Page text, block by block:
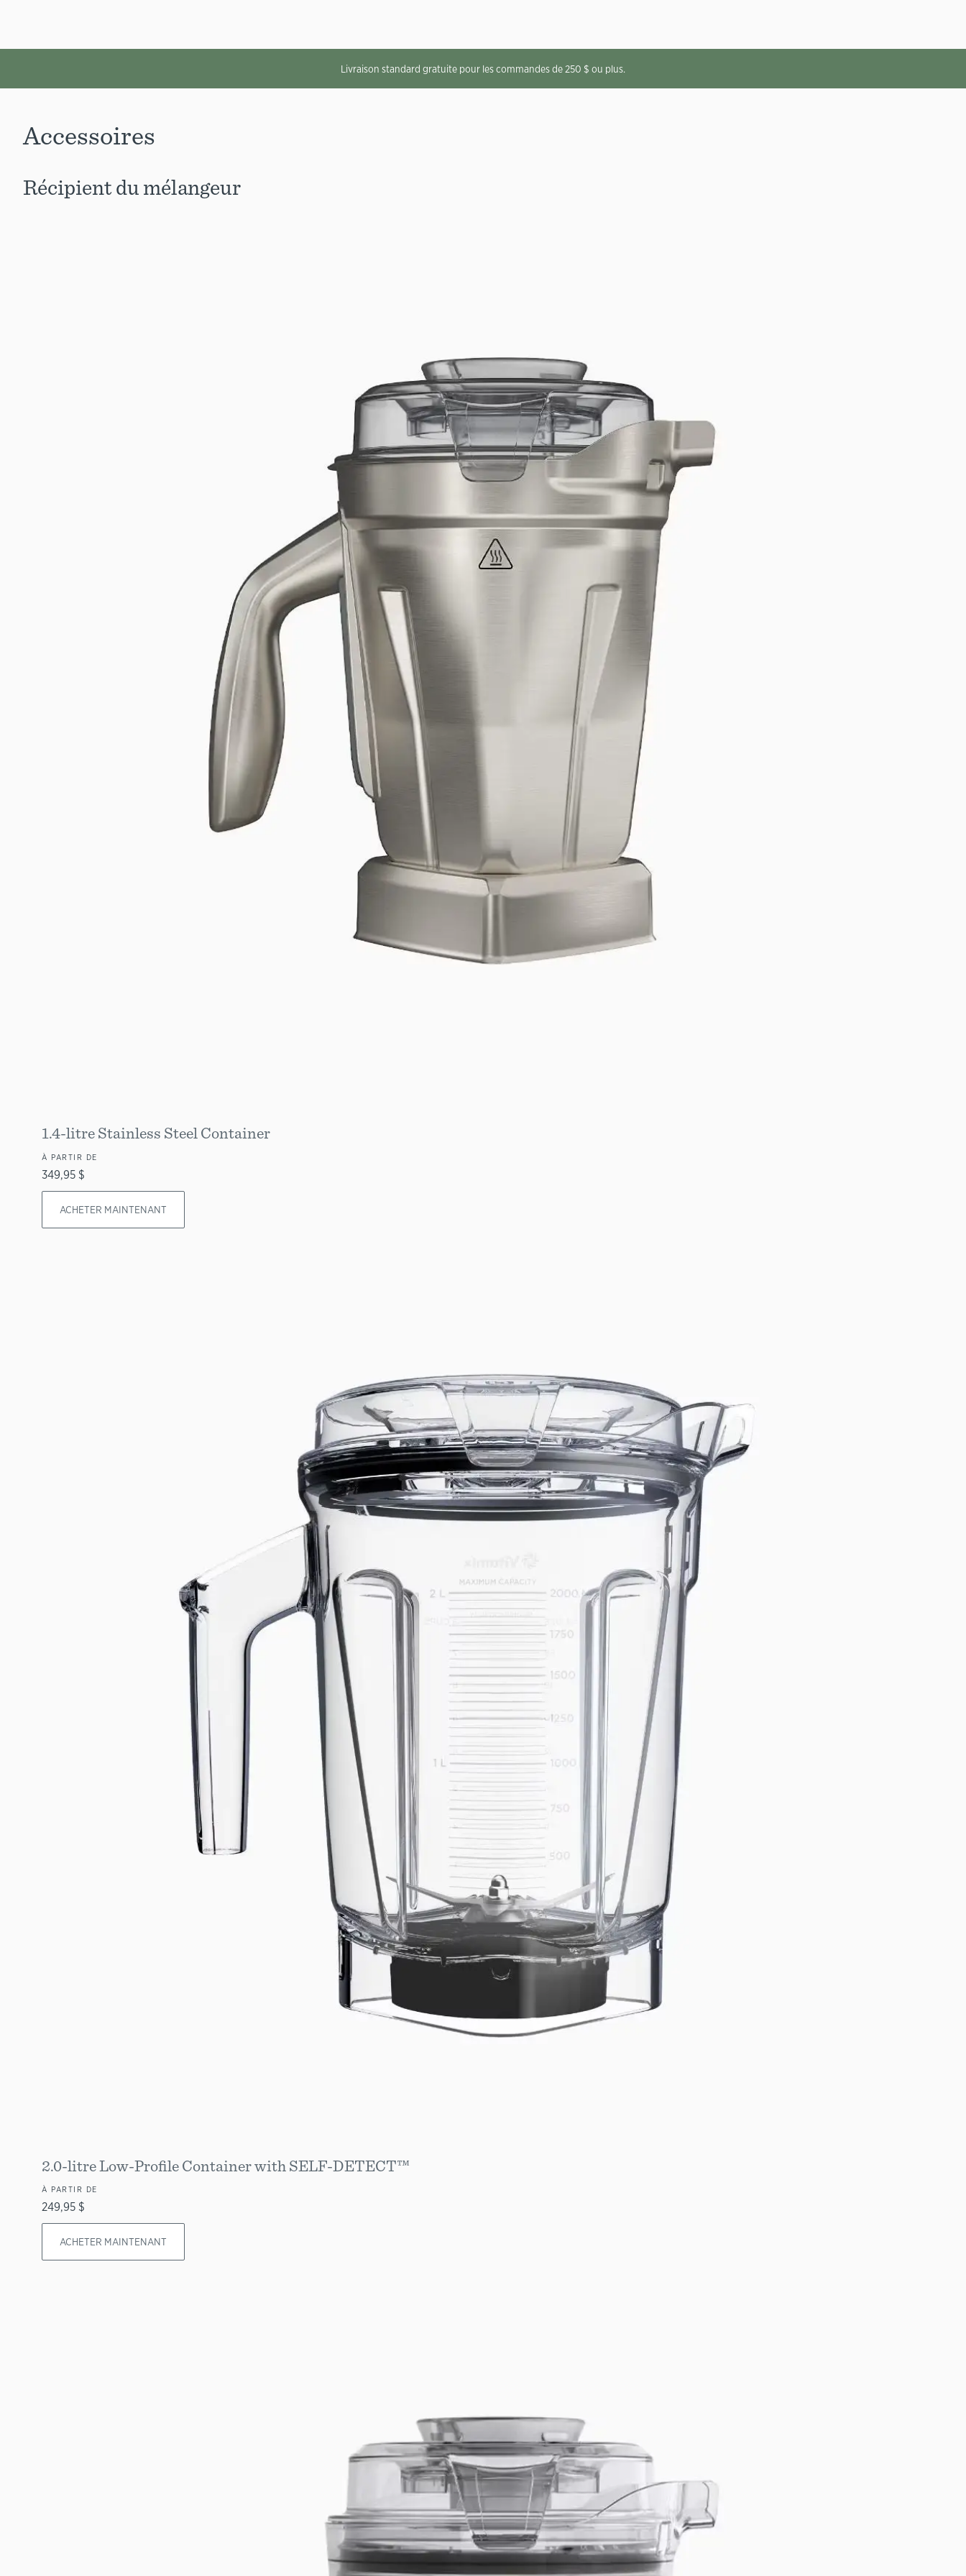
Livraison standard gratuite pour les commandes de 250 $ ou plus.
Accessoires
Récipient du mélangeur
1.4-litre Stainless Steel Container
À PARTIR DE
349,95 $
ACHETER MAINTENANT
2.0-litre Low-Profile Container with SELF-DETECT™
À PARTIR DE
249,95 $
ACHETER MAINTENANT